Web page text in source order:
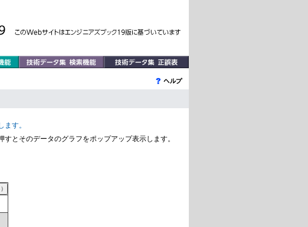
す。
とそのデータのグラフをポップアップ表示します。